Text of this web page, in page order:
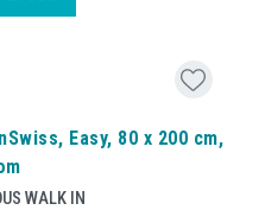
Easy, 80 x 200 cm,
WALK IN